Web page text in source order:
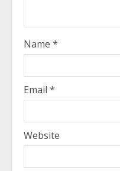
Name *
Email *
Website